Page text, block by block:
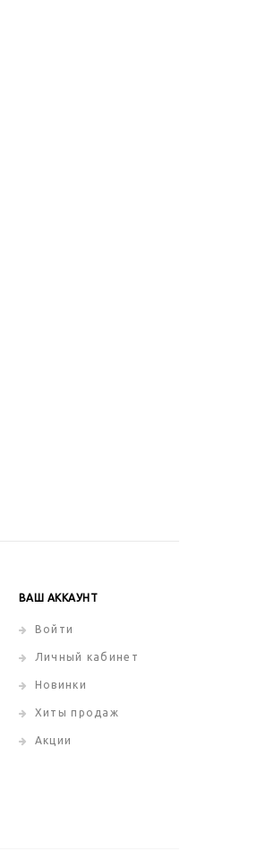
ВАШ АККАУНТ
Войти
Личный кабинет
Новинки
Хиты продаж
Акции